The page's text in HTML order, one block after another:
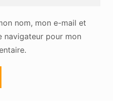
nom, mon e-mail et
navigateur pour mon